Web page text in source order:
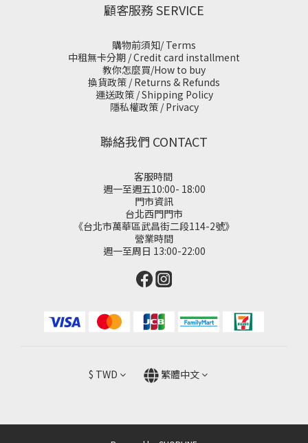
顧客服務 SERVICE
購物前須知/ Terms
中租無卡分期 / Credit card installment
教你怎麼買/How to buy
換貨政策 / Returns & Refunds
運送政策 / Shipping Policy
隱私權政策 / Privacy
聯絡我們 CONTACT
客服時間
週一至週五10:00- 18:00
門市資訊
台北西門門市
《台北市萬華區武昌街二段114-2號》
營業時間
週一至周日 13:00-22:00
$ TWD 繁體中文